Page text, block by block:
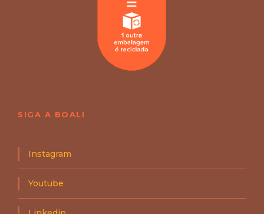
SIGA A BOALI
Instagram
Youtube